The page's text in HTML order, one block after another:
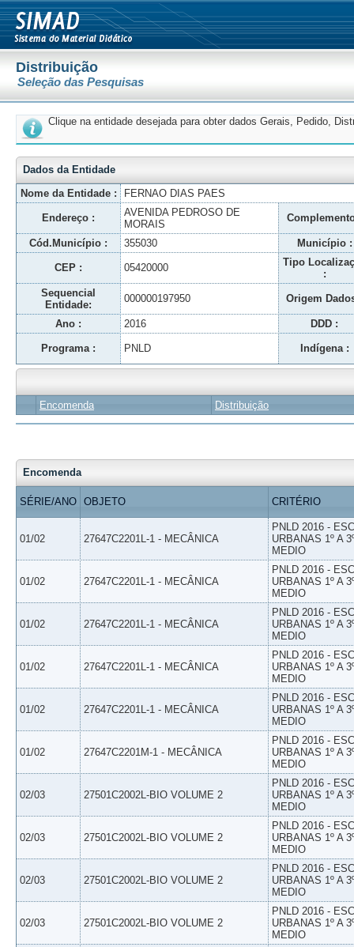
Distribuição
Seleção das Pesquisas
Clique na entidade desejada para obter dados Gerais, Pedido,
Dados da Entidade
Nome da Entidade :
FERNAO DIAS PAES
Endereço :
AVENIDA PEDROSO DE
MORAIS
Cód.Município : 355030 Município :
CEP : 05420000
Tipo
:
Sequencial
Entidade:
000000197950 Origem
Ano : 2016 DDD :
Programa : PNLD Indígena :
Encomenda Distribuição
Encomenda
SÉRIE/ANO OBJETO CRITÉRIO
01/02 27647C2201L-1 - MECÂNICA
PNLD 2016 -
URBANAS 1º A
MEDIO
01/02 27647C2201L-1 - MECÂNICA
PNLD 2016 -
URBANAS 1º A
MEDIO
01/02 27647C2201L-1 - MECÂNICA
PNLD 2016 -
URBANAS 1º A
MEDIO
01/02 27647C2201L-1 - MECÂNICA
PNLD 2016 -
URBANAS 1º A
MEDIO
01/02 27647C2201L-1 - MECÂNICA
PNLD 2016 -
URBANAS 1º A
MEDIO
01/02 27647C2201M-1 - MECÂNICA
PNLD 2016 -
URBANAS 1º A
MEDIO
02/03 27501C2002L-BIO VOLUME 2
PNLD 2016 -
URBANAS 1º A
MEDIO
02/03 27501C2002L-BIO VOLUME 2
PNLD 2016 -
URBANAS 1º A
MEDIO
02/03 27501C2002L-BIO VOLUME 2
PNLD 2016 -
URBANAS 1º A
MEDIO
02/03 27501C2002L-BIO VOLUME 2
PNLD 2016 -
URBANAS 1º A
MEDIO